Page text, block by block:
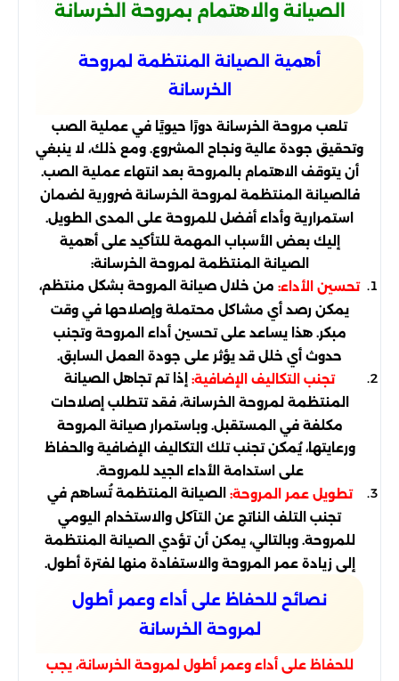
الصيانة والاهتمام بمروحة الخرسانة
أهمية الصيانة المنتظمة لمروحة
الخرسانة
تلعب مروحة الخرسانة دورًا حيويًا في عملية الصب
وتحقيق جودة عالية ونجاح المشروع. ومع ذلك، لا ينبغي
أن يتوقف الاهتمام بالمروحة بعد انتهاء عملية الصب.
فالصيانة المنتظمة لمروحة الخرسانة ضرورية لضمان
استمرارية وأداء أفضل للمروحة على المدى الطويل.
إليك بعض الأسباب المهمة للتأكيد على أهمية
الصيانة المنتظمة لمروحة الخرسانة:
تحسين الأداء: من خلال صيانة المروحة بشكل منتظم،
يمكن رصد أي مشاكل محتملة وإصلاحها في وقت
مبكر. هذا يساعد على تحسين أداء المروحة وتجنب
حدوث أي خلل قد يؤثر على جودة العمل السابق.
تجنب التكاليف الإضافية: إذا تم تجاهل الصيانة
المنتظمة لمروحة الخرسانة، فقد تتطلب إصلاحات
مكلفة في المستقبل. وباستمرار صيانة المروحة
ورعايتها، يُمكن تجنب تلك التكاليف الإضافية والحفاظ
على استدامة الأداء الجيد للمروحة.
تطويل عمر المروحة: الصيانة المنتظمة تُساهم في
تجنب التلف الناتج عن التآكل والاستخدام اليومي
للمروحة. وبالتالي، يمكن أن تؤدي الصيانة المنتظمة
إلى زيادة عمر المروحة والاستفادة منها لفترة أطول.
نصائح للحفاظ على أداء وعمر أطول
لمروحة الخرسانة
للحفاظ على أداء وعمر أطول لمروحة الخرسانة، يجب